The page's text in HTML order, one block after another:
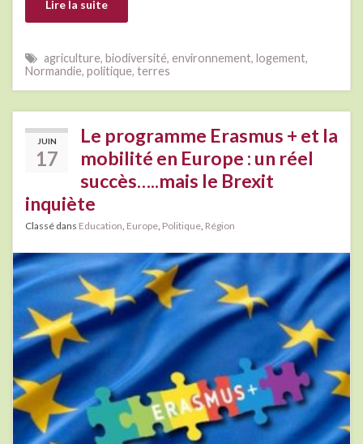
Lire la suite
agriculture, biodiversité, environnement, logement,
Normandie, politique, terres
JUIN
17
Le programme Erasmus + et la
mobilité en Europe : un réel
succès…..mais le Brexit
inquiète
Classé dans Education Europe Politique Région